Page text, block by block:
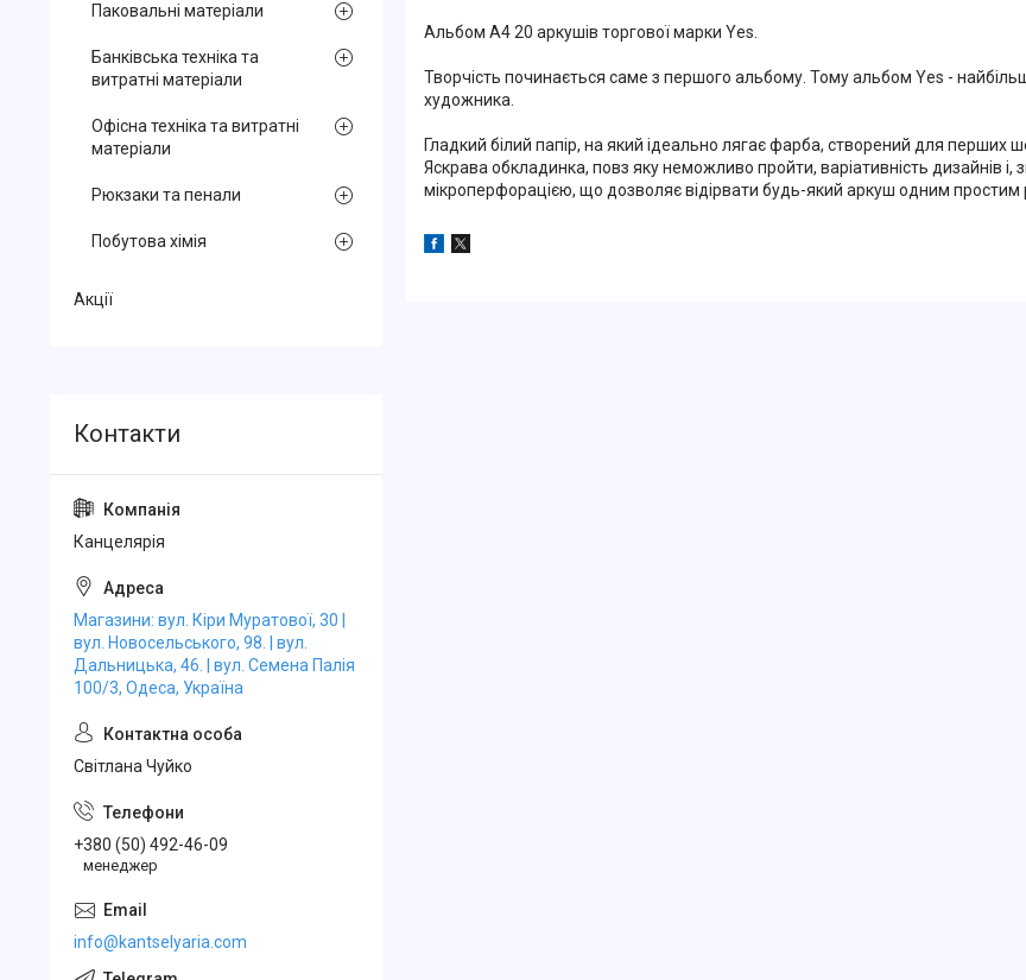
Альбом А4 20 аркушів торгової марки Yes.
Творчість починається саме з першого альбому. Тому альбом Yes -
художника.
Гладкий білий папір, на який ідеально лягає фарба, створений для перших
Яскрава обкладинка, повз яку неможливо пройти, варіативність дизайнів і,
мікроперфорацією, що дозволяє відірвати будь-який аркуш одним простим
Паковальні матеріали
Банківська техніка та
витратні матеріали
Офісна техніка та витратні
матеріали
Рюкзаки та пенали
Побутова хімія
Акції
Канцелярiя
Магазини: вул. Кіри Муратової, 30 |
вул. Новосельського, 98. | вул.
Дальницька, 46. | вул. Семена Палія
100/3, Одеса, Україна
Свiтлана Чуйко
+380 (50) 492-46-09
менеджер
info@kantselyaria.com